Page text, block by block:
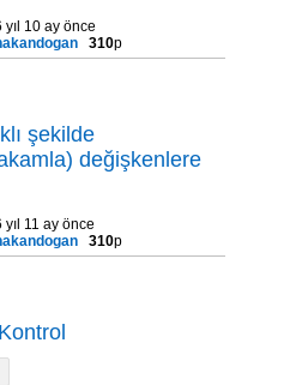
yıl 10 ay önce
310p
şekilde
değişkenlere
yıl 11 ay önce
310p